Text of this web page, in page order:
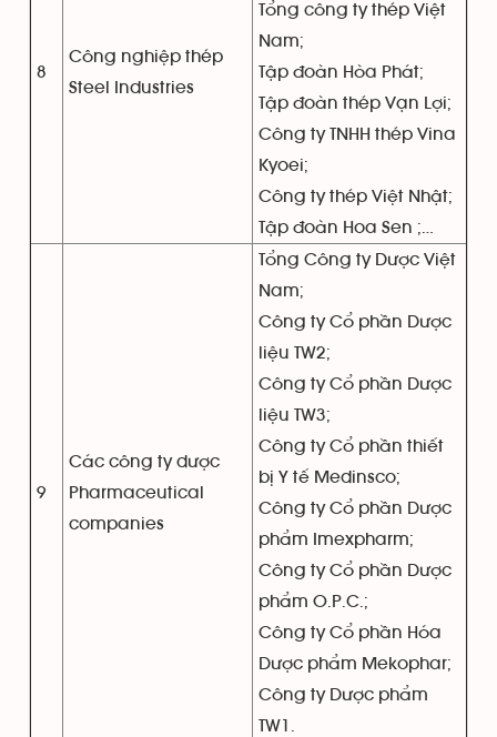
8
Công nghiệp thép
Steel Industries
Tổng công ty thép Việt
Nam;
Tập đoàn Hòa Phát;
Tập đoàn thép Vạn Lợi;
Công ty TNHH thép Vina
Kyoei;
Công ty thép Việt Nhật;
Tập đoàn Hoa Sen ;…
9
Các công ty dược
Pharmaceutical
companies
Tổng Công ty Dược Việt
Nam;
Công ty Cổ phần Dược
liệu TW2;
Công ty Cổ phần Dược
liệu TW3;
Công ty Cổ phần thiết
bị Y tế Medinsco;
Công ty Cổ phần Dược
phẩm Imexpharm;
Công ty Cổ phần Dược
phẩm O.P.C.;
Công ty Cổ phần Hóa
Dược phẩm Mekophar;
Công ty Dược phẩm
TW1.